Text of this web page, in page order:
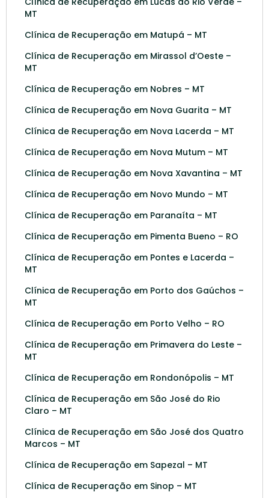
MT
Clínica de Recuperação em Matupá – MT
Clínica de Recuperação em Mirassol d’Oeste –
MT
Clínica de Recuperação em Nobres – MT
Clínica de Recuperação em Nova Guarita – MT
Clínica de Recuperação em Nova Lacerda – MT
Clínica de Recuperação em Nova Mutum – MT
Clínica de Recuperação em Nova Xavantina – MT
Clínica de Recuperação em Novo Mundo – MT
Clínica de Recuperação em Paranaíta – MT
Clínica de Recuperação em Pimenta Bueno – RO
Clínica de Recuperação em Pontes e Lacerda –
MT
Clínica de Recuperação em Porto dos Gaúchos –
MT
Clínica de Recuperação em Porto Velho – RO
Clínica de Recuperação em Primavera do Leste –
MT
Clínica de Recuperação em Rondonópolis – MT
Clínica de Recuperação em São José do Rio
Claro – MT
Clínica de Recuperação em São José dos Quatro
Marcos – MT
Clínica de Recuperação em Sapezal – MT
Clínica de Recuperação em Sinop – MT